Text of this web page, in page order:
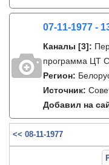
07-11-1977 -
Каналы [3]:
программа ЦТ
Регион:
Источник:
Добавил на
<< 08-11-1977